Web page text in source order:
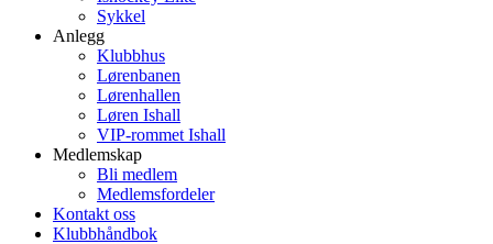
Sykkel
Anlegg
Klubbhus
Lørenbanen
Lørenhallen
Løren Ishall
VIP-rommet Ishall
Medlemskap
Bli medlem
Medlemsfordeler
Kontakt oss
Klubbhåndbok